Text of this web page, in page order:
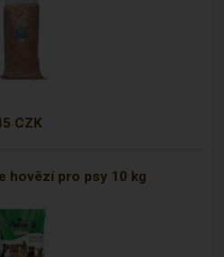
CZK
hovězí pro psy 10 kg